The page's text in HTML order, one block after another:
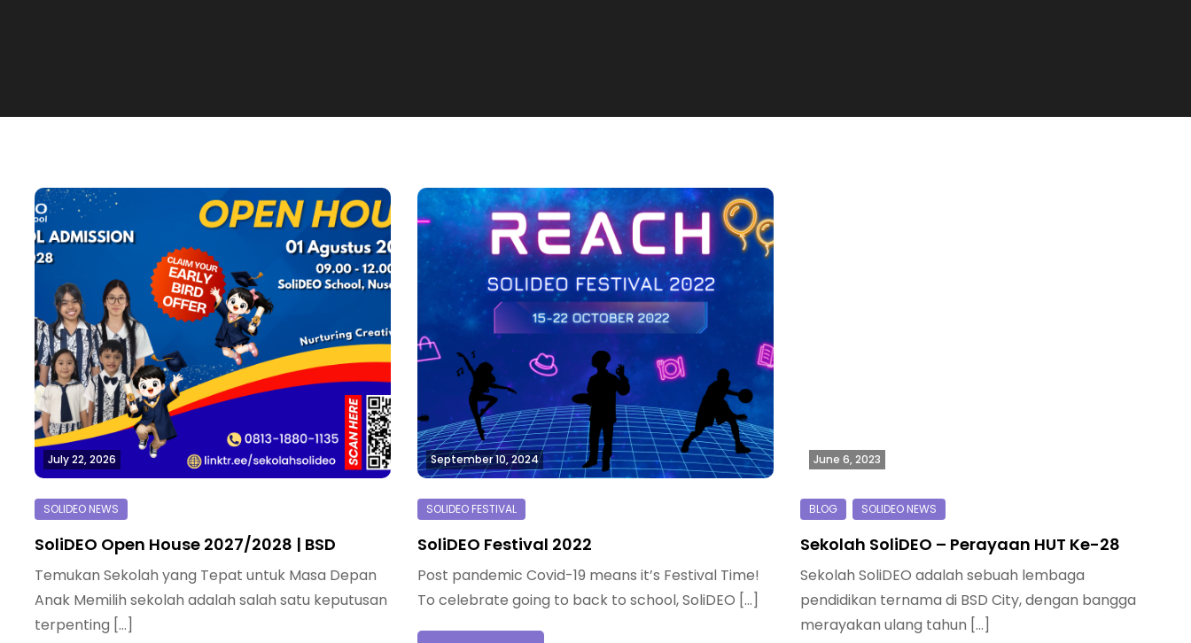
July 22, 2026
SoliDEO Open House 2027/2028 | BSD
Temukan Sekolah yang Tepat untuk Masa Depan
Anak Memilih sekolah adalah salah satu keputusan
terpenting […]
September 10, 2024
SoliDEO Festival 2022
Post pandemic Covid-19 means it’s Festival Time!
To celebrate going to back to school, SoliDEO […]
June 6, 2023
Sekolah SoliDEO – Perayaan HUT Ke-28
Sekolah SoliDEO adalah sebuah lembaga
pendidikan ternama di BSD City, dengan bangga
merayakan ulang tahun […]